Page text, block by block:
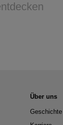
Über uns
Geschichte